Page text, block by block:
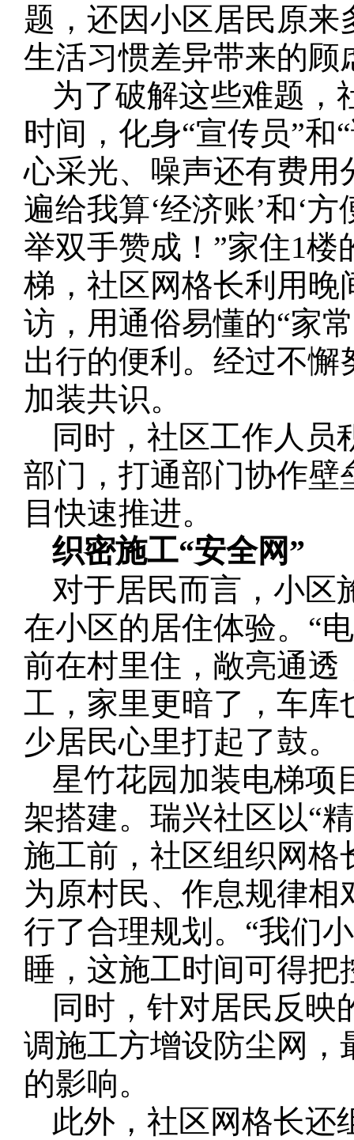
题，还因小区居民原
生活习惯差异带来的顾
为了破解这些难题，
时间，化身“宣传员”和
心采光、噪声还有费用
遍给我算‘经济账’和‘
举双手赞成！”家住1
梯，社区网格长利用晚
访，用通俗易懂的“家
出行的便利。经过不
加装共识。
同时，社区工作人员
部门，打通部门协作壁
目快速推进。
织密施工“安全网”
对于居民而言，小区
在小区的居住体验。“
前在村里住，敞亮通透
工，家里更暗了，车库
少居民心里打起了鼓。
星竹花园加装电梯项
架搭建。瑞兴社区以“
施工前，社区组织网格
为原村民、作息规律
行了合理规划。“我们
睡，这施工时间可得
同时，针对居民反映
调施工方增设防尘网，
的影响。
此外，社区网格长还